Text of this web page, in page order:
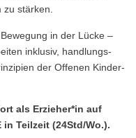
zu stärken.
in der Lücke –
inklusiv, handlungs-
der Offenen Kinder-
als Erzieher*in auf
Teilzeit (24Std/Wo.).